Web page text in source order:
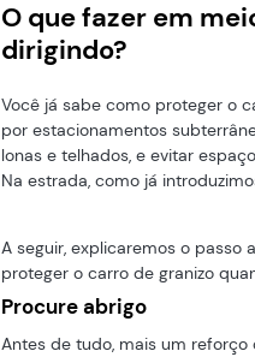
O que fazer em
dirigindo?
Você já sabe como proteger o
por estacionamentos
lonas e telhados, e evitar
Na estrada, como já
A seguir, explicaremos o
proteger o carro de granizo
Procure abrigo
Antes de tudo, mais um